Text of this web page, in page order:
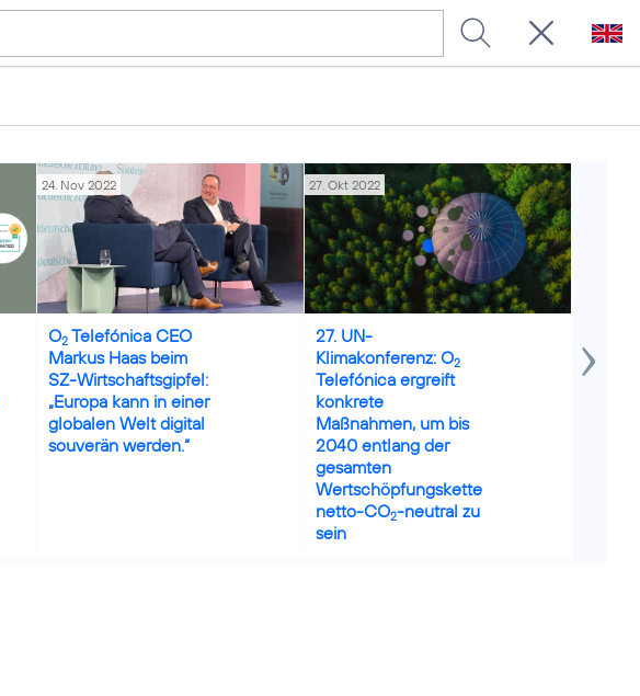
24. Nov 2022
O2 Telefónica CEO
Markus Haas beim
SZ-Wirtschaftsgipfel:
„Europa kann in einer
globalen Welt digital
souverän werden.“
27. Okt 2022
27. UN-
Klimakonferenz: O2
Telefónica ergreift
konkrete
Maßnahmen, um bis
2040 entlang der
gesamten
Wertschöpfungskette
netto-CO2-neutral zu
sein